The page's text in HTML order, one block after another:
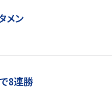
メン
8連勝